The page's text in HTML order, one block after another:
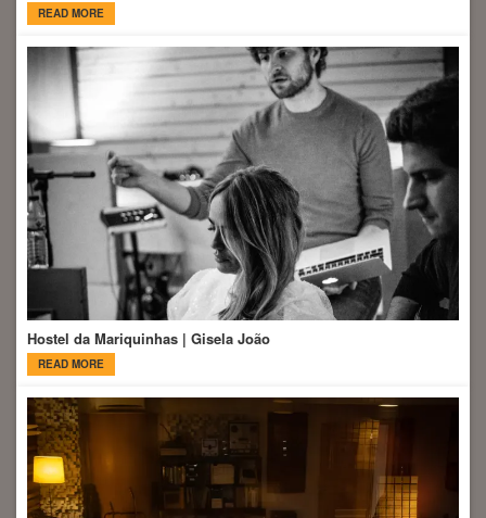
READ MORE
Hostel da Mariquinhas | Gisela João
READ MORE